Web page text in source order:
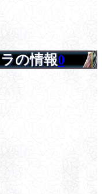
の情報0